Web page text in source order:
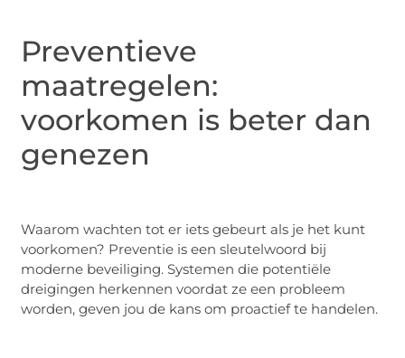
Preventieve
maatregelen:
voorkomen is beter dan
genezen
Waarom wachten tot er iets gebeurt als je het kunt
voorkomen? Preventie is een sleutelwoord bij
moderne beveiliging. Systemen die potentiële
dreigingen herkennen voordat ze een probleem
worden, geven jou de kans om proactief te handelen.